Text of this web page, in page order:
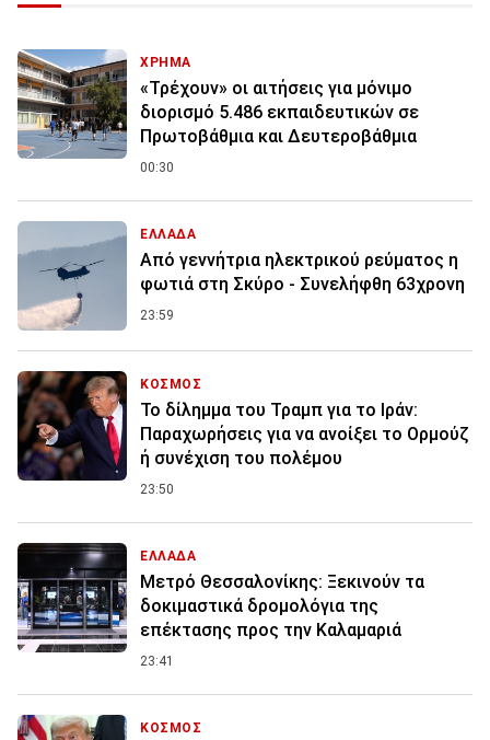
ΧΡΗΜΑ
«Τρέχουν» οι αιτήσεις για μόνιμο
διορισμό 5.486 εκπαιδευτικών σε
Πρωτοβάθμια και Δευτεροβάθμια
00:30
ΕΛΛΑΔΑ
Από γεννήτρια ηλεκτρικού ρεύματος η
φωτιά στη Σκύρο - Συνελήφθη 63χρονη
23:59
ΚΟΣΜΟΣ
Το δίλημμα του Τραμπ για το Ιράν:
Παραχωρήσεις για να ανοίξει το Ορμούζ
ή συνέχιση του πολέμου
23:50
ΕΛΛΑΔΑ
Μετρό Θεσσαλονίκης: Ξεκινούν τα
δοκιμαστικά δρομολόγια της
επέκτασης προς την Καλαμαριά
23:41
ΚΟΣΜΟΣ